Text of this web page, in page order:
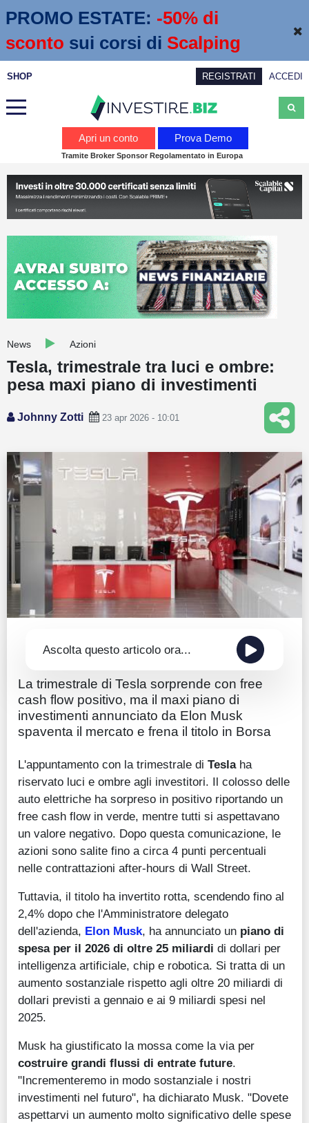
PROMO ESTATE: -50% di
sconto sui corsi di Scalping
SHOP REGISTRATI ACCEDI
Calendario economico
Webinar
Trading
Education
Quotazioni
Conto IG
Guru Monitor
Altro
Apri un conto Prova Demo
Tramite Broker Sponsor Regolamentato in Europa
News Azioni
Tesla, trimestrale tra luci e ombre:
pesa maxi piano di investimenti
Johnny Zotti 23 apr 2026 - 10:01
Ascolta questo articolo ora...
La trimestrale di Tesla sorprende con free
cash flow positivo, ma il maxi piano di
investimenti annunciato da Elon Musk
spaventa il mercato e frena il titolo in Borsa
L'appuntamento con la trimestrale di Tesla ha
riservato luci e ombre agli investitori. Il colosso delle
auto elettriche ha sorpreso in positivo riportando un
free cash flow in verde, mentre tutti si aspettavano
un valore negativo. Dopo questa comunicazione, le
azioni sono salite fino a circa 4 punti percentuali
nelle contrattazioni after-hours di Wall Street.
Tuttavia, il titolo ha invertito rotta, scendendo fino al
2,4% dopo che l'Amministratore delegato
dell'azienda, Elon Musk, ha annunciato un piano di
spesa per il 2026 di oltre 25 miliardi di dollari per
intelligenza artificiale, chip e robotica. Si tratta di un
aumento sostanziale rispetto agli oltre 20 miliardi di
dollari previsti a gennaio e ai 9 miliardi spesi nel
2025.
Musk ha giustificato la mossa come la via per
costruire grandi flussi di entrate future.
"Incrementeremo in modo sostanziale i nostri
investimenti nel futuro", ha dichiarato Musk. "Dovete
aspettarvi un aumento molto significativo delle spese